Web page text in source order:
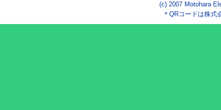
(c) 2007 Motohara
＊QRコードは株式